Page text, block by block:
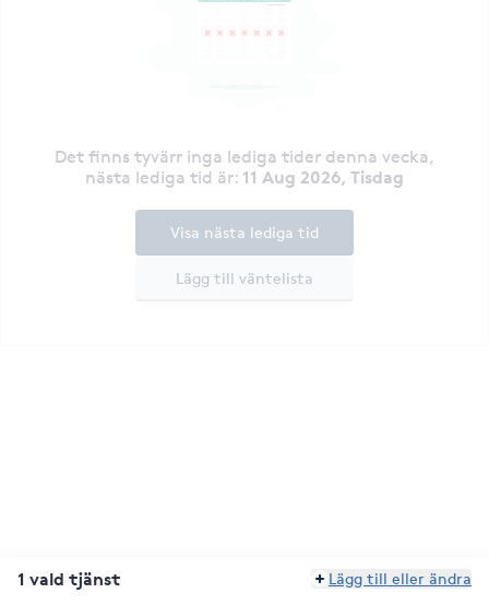
Det finns tyvärr inga lediga tider denna vecka,
nästa lediga tid är: 11 Aug 2026, Tisdag
Lägg till väntelista
Visa nästa lediga tid
1 vald tjänst Lägg till eller ändra